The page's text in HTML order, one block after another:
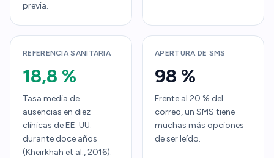
previa.
REFERENCIA SANITARIA
18,8 %
Tasa media de
ausencias en diez
clínicas de EE. UU.
durante doce años
(Kheirkhah et al., 2016).
APERTURA DE SMS
98 %
Frente al 20 % del
correo, un SMS tiene
muchas más opciones
de ser leído.